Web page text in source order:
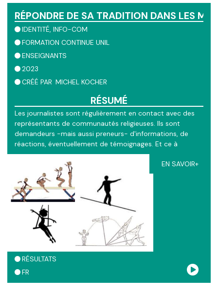
RÉPONDRE DE SA TRADITION DANS LES
IDENTITÉ INFO-COM
FORMATION CONTINUE UNIL
ENSEIGNANTS
2023
CRÉÉ PAR MICHEL KOCHER
RÉSUMÉ
Les journalistes sont régulièrement en contact avec des
représentants de communautés religieuses. Ils sont
demandeurs -mais aussi preneurs- d'informations, de
réactions, éventuellement de témoignages. Et ce à
temps... et à contre temps. C'est dire que les agendas et
les intérêts des uns et des autres ne sont pas toujours
convergents. Il faut dès lors trouver des équilibres, dans
différentes situations et interactions. Ce GPS
"cartographie" les 4 principaux équilibres, du point de vue
du communiquant. C'est sa position que nous cherchons
à mieux comprendre.
Session : "Communautés religieuses, pluralisme et enjeux
de société", jeudi 30 novembre 2023, UNIL, Anthropole
EN SAVOIR+
RÉSULTATS
FR